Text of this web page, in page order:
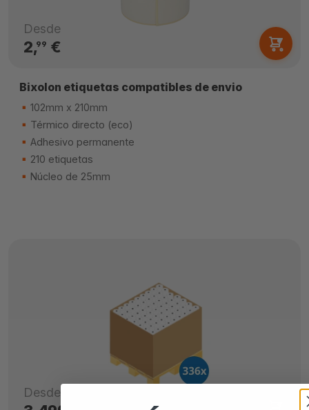
Desde
2,99 €
Bixolon etiquetas compatibles de envio
102mm x 210mm
Térmico directo (eco)
Adhesivo permanente
210 etiquetas
Núcleo de 25mm
Desde